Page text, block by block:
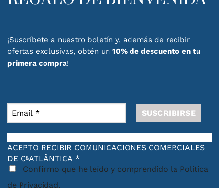
¡Suscríbete a nuestro boletín y, además de recibir
ofertas exclusivas, obtén un 10% de descuento en tu
primera compra!
ACEPTO RECIBIR COMUNICACIONES COMERCIALES
DE CªATLÂNTICA *
Confirmo que he leído y comprendido la Política
de Privacidad.